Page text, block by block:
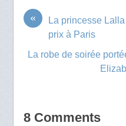
«
La princesse
prix à Paris
La robe de soirée
8 Comments